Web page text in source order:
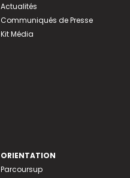
Actualités
Communiqués de Presse
Kit Média
ORIENTATION
Parcoursup